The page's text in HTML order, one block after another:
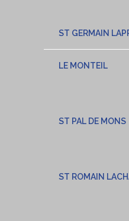
ST GERMAIN
LE MONTEIL
ST PAL DE MONS
ST ROMAIN